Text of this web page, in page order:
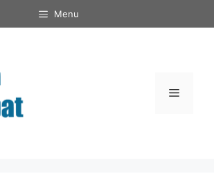
Menu
Menú